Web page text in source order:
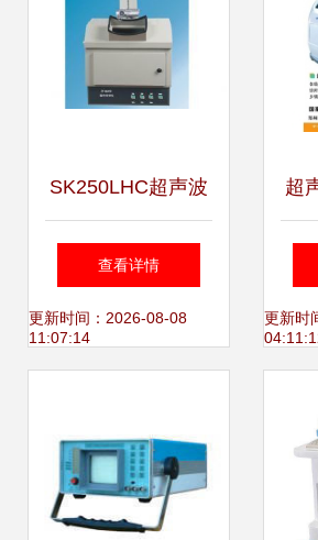
SK250LHC超声波
清洗器产品展示 -
上海乔枫实业
查看详情
更新时间：2026-08-08
11:07:14
超
理
更新时